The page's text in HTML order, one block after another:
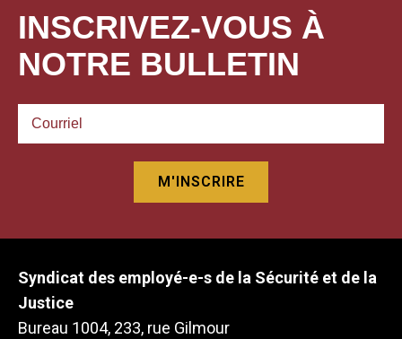
INSCRIVEZ-VOUS À
NOTRE BULLETIN
Syndicat des employé-e-s de la Sécurité et de la
Justice
Bureau 1004, 233, rue Gilmour